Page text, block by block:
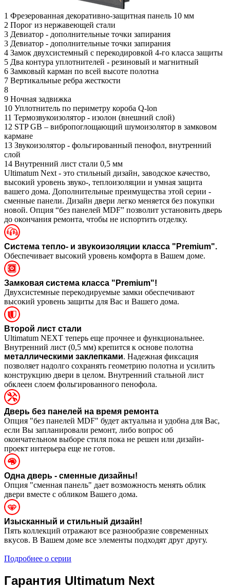
1 Фрезерованная декоративно-защитная панель 10 мм
2 Порог из нержавеющей стали
3 Девиатор - дополнительные точки запирания
3 Девиатор - дополнительные точки запирания
4 Замок двухсистемный с перекодировкой 4-го класса защиты
5 Два контура уплотнителей - резиновый и магнитный
6 Замковый карман по всей высоте полотна
7 Вертикальные ребра жесткости
8
9 Ночная задвижка
10 Уплотнитель по периметру короба Q-lon
11 Термозвукоизолятор - изолон (внешний слой)
12 STP GB – вибропоглощающий шумоизолятор в замковом
кармане
13 Звукоизолятор - фольгированный пенофол, внутренний
слой
14 Внутренний лист стали 0,5 мм
Ultimatum Next - это стильный дизайн, заводское качество,
высокий уровень звуко-, теплоизоляции и умная защита
вашего дома. Дополнительные преимущества этой серии -
сменные панели. Дизайн двери легко меняется без покупки
новой. Опция “без панелей MDF” позволит установить дверь
до окончания ремонта, чтобы не испортить отделку.
Система тепло- и звукоизоляции класса "Premium".
Обеспечивает высокий уровень комфорта в Вашем доме.
Замковая система класса "Premium"!
Двухсистемные перекодируемые замки обеспечивают
высокий уровень защиты для Вас и Вашего дома.
Второй лист стали
Ultimatum NEXT теперь еще прочнее и функциональнее.
Внутренний лист (0,5 мм) крепится к основе полотна
металлическими заклепками. Надежная фиксация
позволяет надолго сохранять геометрию полотна и усилить
конструкцию двери в целом. Внутренний стальной лист
обклеен слоем фольгированного пенофола.
Дверь без панелей на время ремонта
Опция "без панелей MDF" будет актуальна и удобна для Вас,
если Вы запланировали ремонт, либо вопрос об
окончательном выборе стиля пока не решен или дизайн-
проект интерьера еще не готов.
Одна дверь - сменные дизайны!
Опция "сменная панель" дает возможность менять облик
двери вместе с обликом Вашего дома.
Изысканный и стильный дизайн!
Пять коллекций отражают все разнообразие современных
вкусов. В Вашем доме все элементы подходят друг другу.
Подробнее о серии
Гарантия Ultimatum Next